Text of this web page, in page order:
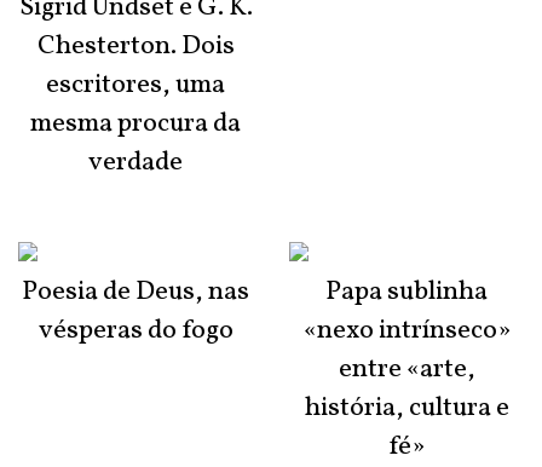
Sigrid Undset e G. K.
Chesterton. Dois
escritores, uma
mesma procura da
verdade
Poesia de Deus, nas
vésperas do fogo
Papa sublinha
«nexo intrínseco»
entre «arte,
história, cultura e
fé»